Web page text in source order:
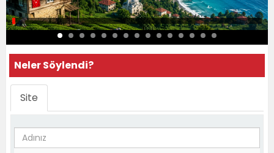
Neler Söylendi?
Site